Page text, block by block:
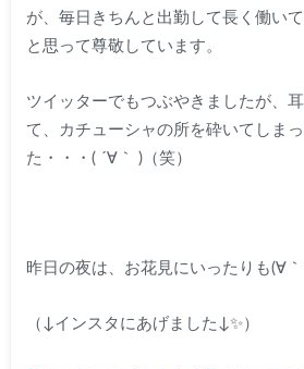
が、毎日きちんと出勤して長く働い
と思って尊敬しています。
ツイッターでもつぶやきましたが、
て、カチューシャの所を砕いてしま
た・・・( ´∀｀ )（笑）
昨日の夜は、お花見にいったりも(∀｀
（↓インスタにあげました↓✨）